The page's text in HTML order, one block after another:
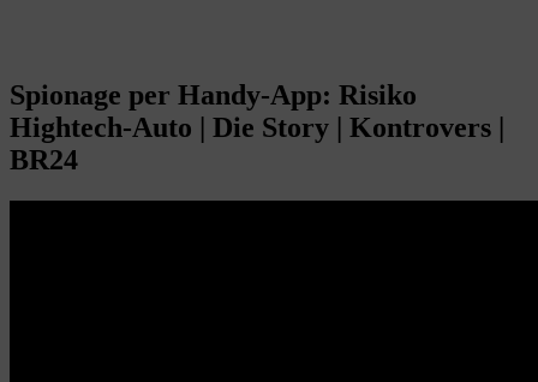
Spionage per Handy-App: Risiko
Hightech-Auto | Die Story | Kontrovers |
BR24